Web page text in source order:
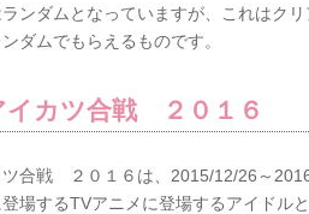
ンダムとなっていますが、これはク
ダムでもらえるものです。
イカツ合戦 ２０１６
合戦 ２０１６は、2015/12/26～
場するTVアニメに登場するアイドル